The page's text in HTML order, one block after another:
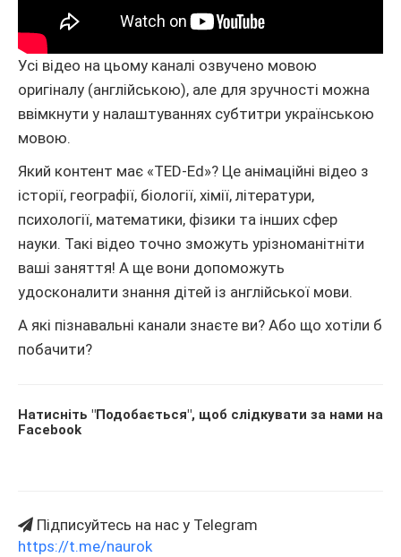
Усі відео на цьому каналі озвучено мовою
оригіналу (англійською), але для зручності можна
ввімкнути у налаштуваннях субтитри українською
мовою.
Який контент має «TED-Ed»? Це анімаційні відео з
історії, географії, біології, хімії, літератури,
психології, математики, фізики та інших сфер
науки. Такі відео точно зможуть урізноманітніти
ваші заняття! А ще вони допоможуть
удосконалити знання дітей із англійської мови.
А які пізнавальні канали знаєте ви? Або що хотіли б
побачити?
Натисніть "Подобається", щоб слідкувати за нами на
Facebook
Підписуйтесь на нас у Telegram
https://t.me/naurok